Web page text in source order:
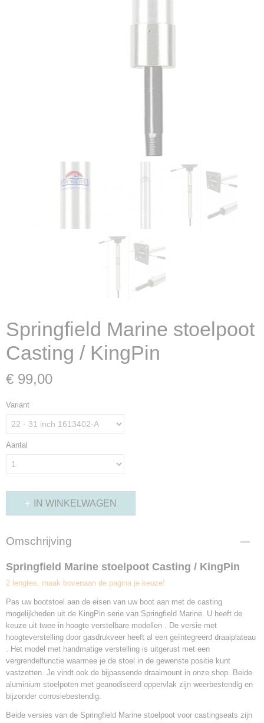
Springfield Marine stoelpoot
Casting / KingPin
€ 99,00
Variant
Aantal
IN WINKELWAGEN
Omschrijving
Springfield Marine stoelpoot Casting / KingPin
2 lengtes, maak bovenaan de pagina je keuze!
Pas uw bootstoel aan de eisen van uw boot aan met de casting
mogelijkheden uit de KingPin serie van Springfield Marine. U heeft de
keuze uit twee in hoogte verstelbare modellen . De versie met
hoogteverstelling door gasdrukveer heeft al een geïntegreerd draaiplateau
. Het model met handmatige verstelling is uitgerust met een
vergrendelfunctie waarmee je de stoel in de gewenste positie kunt
vastzetten. Je vindt ook de bijpassende draaimount in onze shop. Beide
aluminium stoelpoten met geanodiseerd oppervlak zijn weerbestendig en
bijzonder corrosiebestendig.
Beide versies van de Springfield Marine stoelpoot voor castingseats zijn